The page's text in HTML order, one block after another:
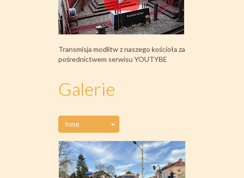
Transmisja modlitw z naszego kościoła za
pośrednictwem serwisu YOUTYBE
Galerie
Inne Toggle Dropdown